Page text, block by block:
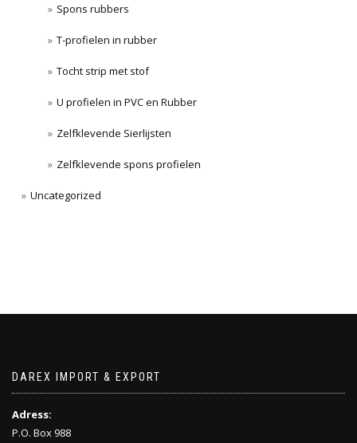
Spons rubbers
T-profielen in rubber
Tocht strip met stof
U profielen in PVC en Rubber
Zelfklevende Sierlijsten
Zelfklevende spons profielen
Uncategorized
DAREX IMPORT & EXPORT
Adress:
P.O. Box 988